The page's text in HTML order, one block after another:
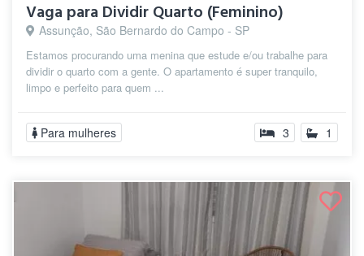
Vaga para Dividir Quarto (Feminino)
Assunção, São Bernardo do Campo - SP
Estamos procurando uma menina que estude e/ou trabalhe para
dividir o quarto com a gente. O apartamento é super tranquilo,
limpo e perfeito para quem ...
Para mulheres 3 1